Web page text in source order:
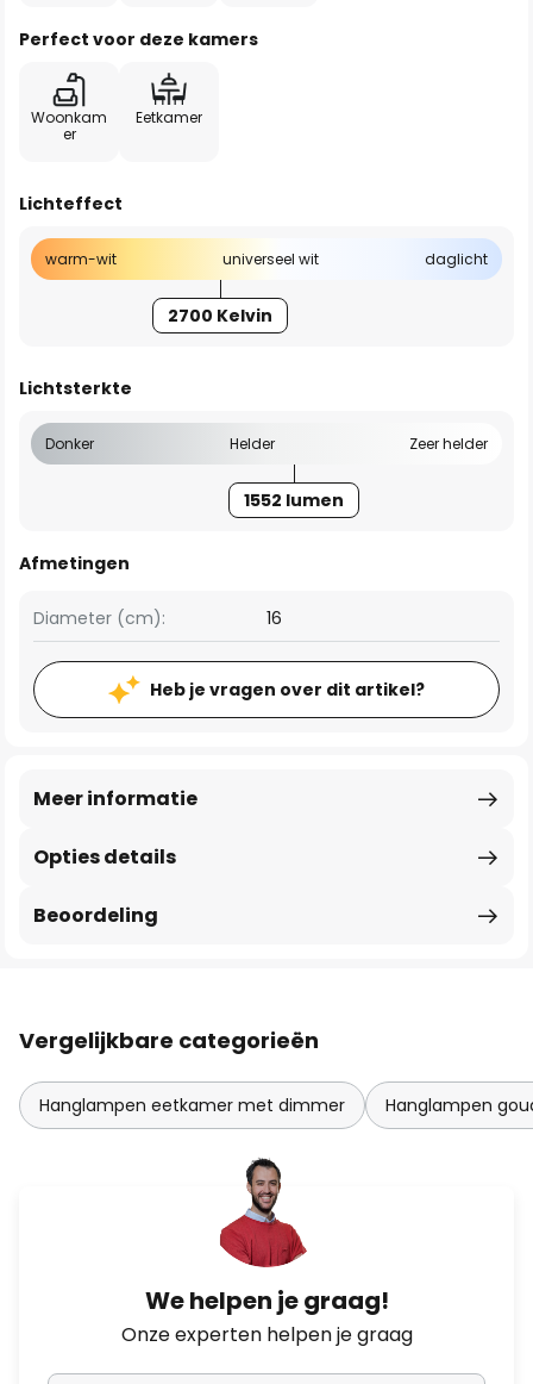
Perfect voor deze kamers
Woonkam
er
Eetkamer
Lichteffect
warm-wit universeel wit daglicht
2700 Kelvin
Lichtsterkte
Donker Helder Zeer helder
1552 lumen
Afmetingen
Diameter (cm): 16
Heb je vragen over dit artikel?
Opties details
Meer informatie
Beoordeling
Vergelijkbare categorieën
Hanglampen eetkamer met dimmer Hanglampen
We helpen je graag!
Onze experten helpen je graag